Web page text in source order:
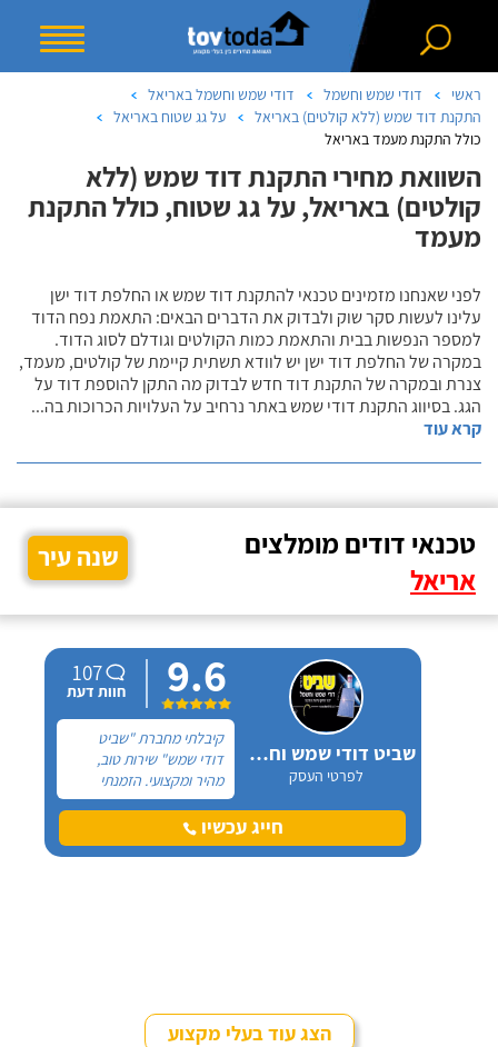
ראשי דודי שמש וחשמל
דודי שמש וחשמל באריאל
התקנת דוד שמש (ללא קולטים) באריאל
על גג שטוח באריאל
כולל התקנת מעמד באריאל
השוואת מחירי התקנת דוד שמש (ללא
קולטים) באריאל, על גג שטוח, כולל התקנת
מעמד
לפני שאנחנו מזמינים טכנאי להתקנת דוד שמש או החלפת דוד ישן
עלינו לעשות סקר שוק ולבדוק את הדברים הבאים: התאמת נפח הדוד
למספר הנפשות בבית והתאמת כמות הקולטים וגודלם לסוג הדוד.
במקרה של החלפת דוד ישן יש לוודא תשתית קיימת של קולטים, מעמד,
צנרת ובמקרה של התקנת דוד חדש לבדוק מה התקן להוספת דוד על
הגג. בסיווג התקנת דודי שמש באתר נרחיב על העלויות הכרוכות בה...
קרא עוד
טכנאי דודים מומלצים
אריאל
שנה עיר
שביט דודי שמש וחשמל בע"מ
לפרטי העסק
9.6
107
חוות דעת
קיבלתי מחברת "שביט
דודי שמש" שירות טוב,
מהיר ומקצועי. הזמנתי
אותם לא מזמן, כשהתפוצץ
לי הדוד שמש של הדירה.חייג עכשיו
הצג עוד בעלי מקצוע